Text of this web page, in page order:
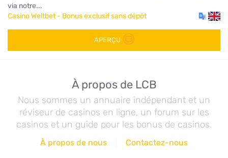
via notre...
Casino Weltbet - Bonus exclusif sans dépôt
APERÇU
À propos de LCB
Nous sommes un annuaire indépendant et un
réviseur de casinos en ligne, un forum sur les
casinos et un guide pour les bonus de casinos.
À propos de nous Contactez-nous